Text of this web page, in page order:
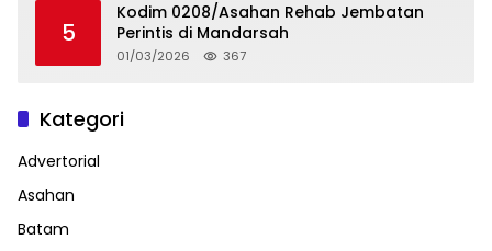
5
Kodim 0208/Asahan Rehab Jembatan
Perintis di Mandarsah
01/03/2026 367
Kategori
Advertorial
Asahan
Batam